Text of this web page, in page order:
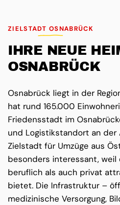
ZIELSTADT OSNABRÜCK
IHRE NEUE
OSNABRÜCK
Osnabrück liegt in der
hat rund 165.000
Friedensstadt im
und Logistikstandort an der
Zielstadt für Umzüge aus
besonders interessant, weil
beruflich als auch privat
bietet. Die Infrastruktur –
medizinische Versorgung,